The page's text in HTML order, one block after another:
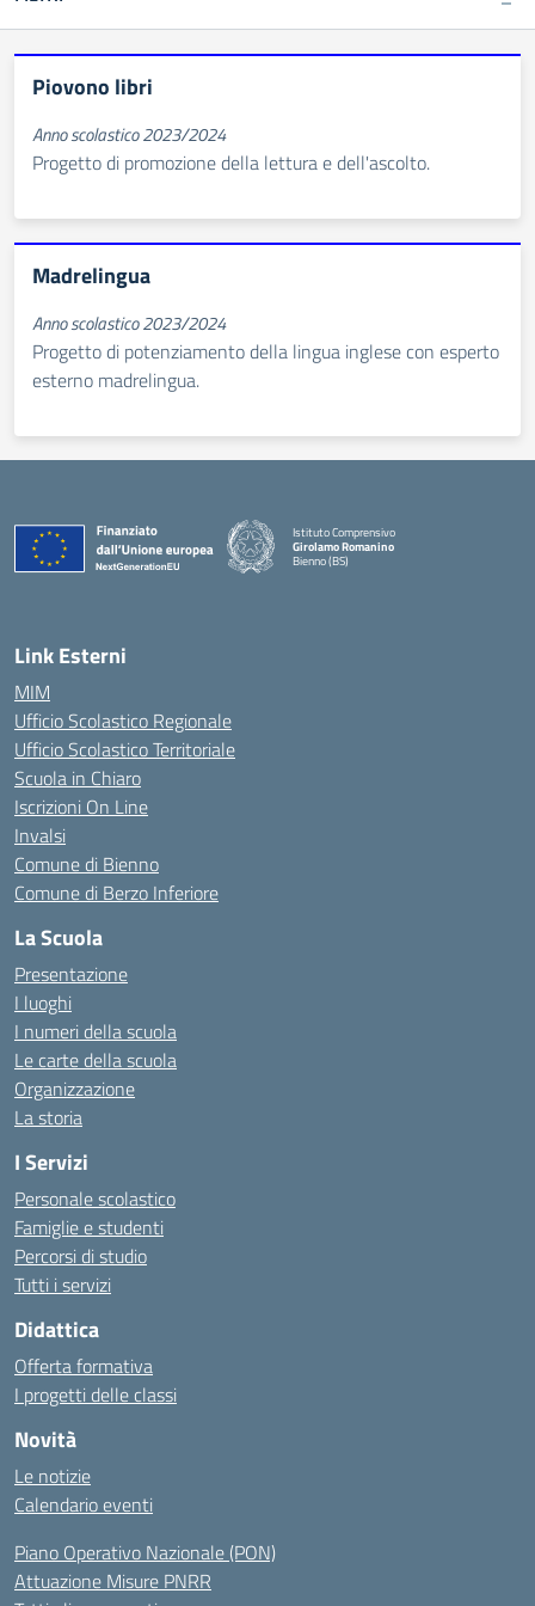
Piovono libri
Anno scolastico 2023/2024
Progetto di promozione della lettura e dell'ascolto.
Madrelingua
Anno scolastico 2023/2024
Progetto di potenziamento della lingua inglese con esperto
esterno madrelingua.
Istituto Comprensivo
Girolamo Romanino
Bienno (BS)
Link Esterni
MIM
Ufficio Scolastico Regionale
Ufficio Scolastico Territoriale
Scuola in Chiaro
Iscrizioni On Line
Invalsi
Comune di Bienno
Comune di Berzo Inferiore
La Scuola
Presentazione
I luoghi
I numeri della scuola
Le carte della scuola
Organizzazione
La storia
I Servizi
Personale scolastico
Famiglie e studenti
Percorsi di studio
Tutti i servizi
Didattica
Offerta formativa
I progetti delle classi
Novità
Le notizie
Calendario eventi
Piano Operativo Nazionale (PON)
Attuazione Misure PNRR